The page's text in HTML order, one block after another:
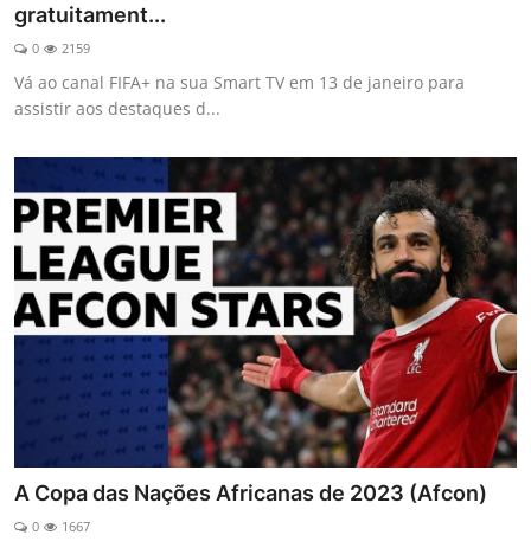
gratuitament...
0 2159
Vá ao canal FIFA+ na sua Smart TV em 13 de janeiro para
assistir aos destaques d...
A Copa das Nações Africanas de 2023 (Afcon)
0 1667